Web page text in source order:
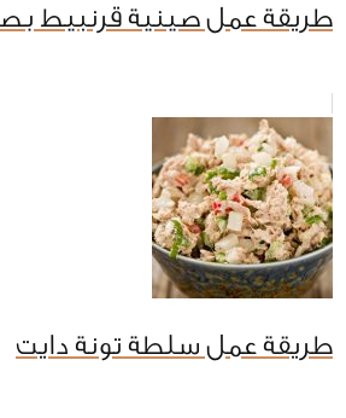
طريقة عمل صينية قرنبيط
طريقة عمل سلطة تونة دايت